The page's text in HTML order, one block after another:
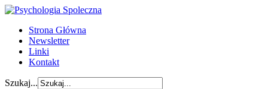
Strona Główna
Newsletter
Linki
Kontakt
Szukaj...